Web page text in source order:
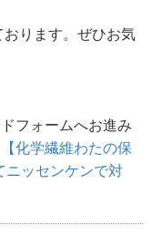
ります。ぜひお気
フォームへお進み
化学繊維わたの保
ッセンケンで対